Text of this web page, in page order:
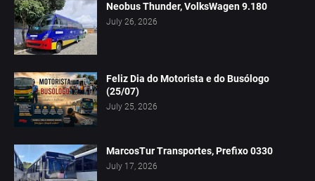
Neobus Thunder, VolksWagen 9.180
July 26, 2026
Feliz Dia do Motorista e do Busólogo
(25/07)
July 25, 2026
MarcosTur Transportes, Prefixo 0330
July 17, 2026